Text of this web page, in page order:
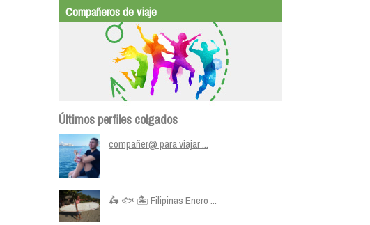
Compañeros de viaje
Últimos perfiles colgados
compañer@ para viajar ...
🛵 🐟 🏝️ Filipinas Enero ...